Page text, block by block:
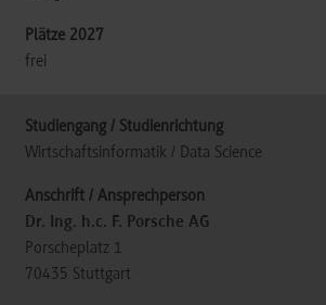
frei
Wirtschaftsinformatik / Data Science
Dr. Ing. h.c. F. Porsche AG
Porscheplatz 1
70435 Stuttgart